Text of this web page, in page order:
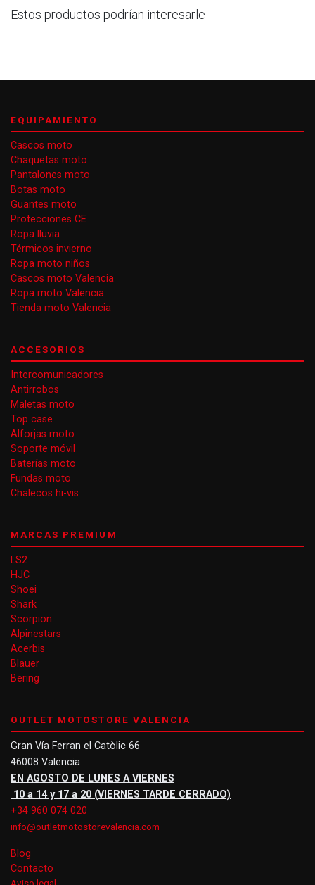
Estos productos podrían interesarle
EQUIPAMIENTO
Cascos moto
Chaquetas moto
Pantalones moto
Botas moto
Guantes moto
Protecciones CE
Ropa lluvia
Térmicos invierno
Ropa moto niños
Cascos moto Valencia
Ropa moto Valencia
Tienda moto Valencia
ACCESORIOS
Intercomunicadores
Antirrobos
Maletas moto
Top case
Alforjas moto
Soporte móvil
Baterías moto
Fundas moto
Chalecos hi-vis
MARCAS PREMIUM
LS2
HJC
Shoei
Shark
Scorpion
Alpinestars
Acerbis
Blauer
Bering
OUTLET MOTOSTORE VALENCIA
Gran Vía Ferran el Catòlic 66
46008 Valencia
EN AGOSTO DE LUNES A VIERNES
10 a 14 y 17 a 20 (VIERNES TARDE CERRADO)
+34 960 074 020
info@outletmotostorevalencia.com
Blog
Contacto